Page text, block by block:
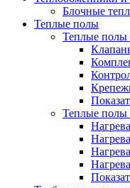
Блочные
Теплые полы
Теплые полы
Теплые полы